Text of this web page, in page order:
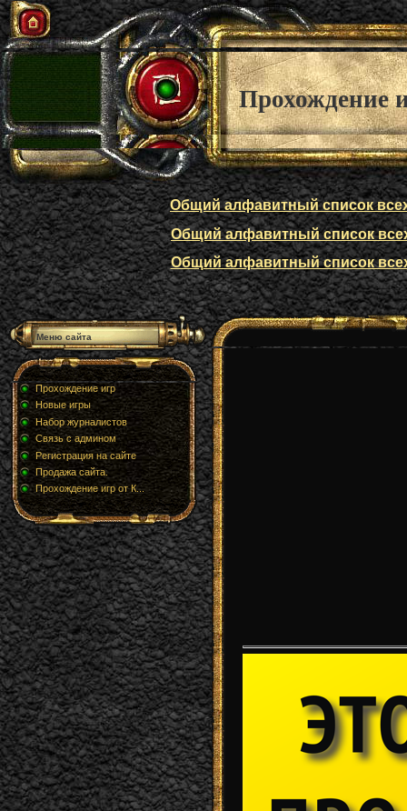
Прохождение
Общий алфавитный список
Общий алфавитный список
Общий алфавитный список
Меню сайта
Прохождение игр
Новые игры
Набор журналистов
Связь с админом
Регистрация на сайте
Продажа сайта.
Прохождение игр от К...